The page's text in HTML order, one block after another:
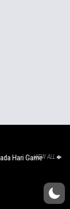
VIEW ALL
Hari Game